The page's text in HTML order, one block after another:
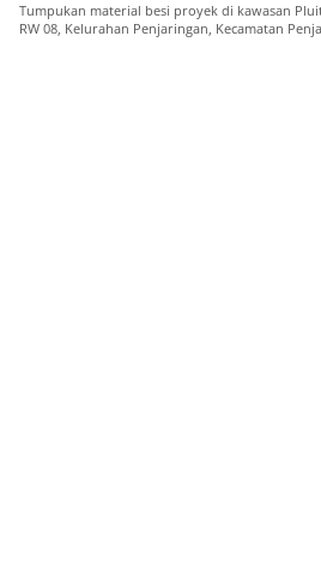
Tumpukan material besi proyek di kawasan
RW 08, Kelurahan Penjaringan, Kecamatan